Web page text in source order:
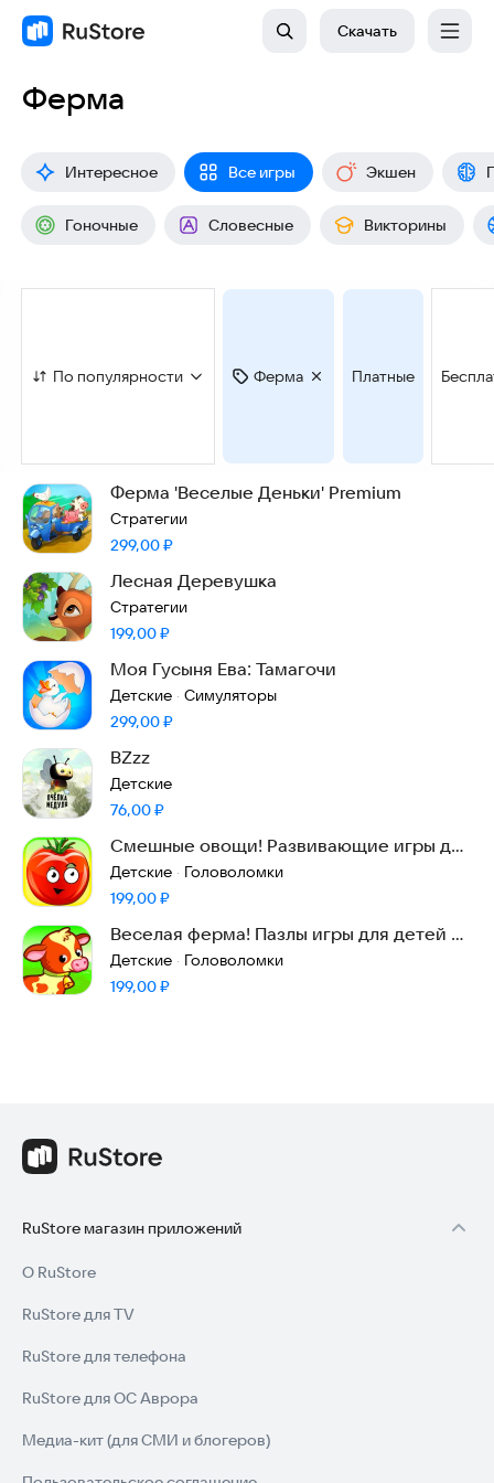
Скачать
Ферма
Интересное Все игры Экшен
Гоночные Словесные Викторины
По популярности Ферма Платные
Ферма 'Веселые Деньки' Premium
Стратегии
Цена:
299,00₽
Лесная Деревушка
Стратегии
Цена:
199,00₽
Моя Гусыня Ева: Тамагочи
Детские · Симуляторы
Цена:
299,00₽
BZzz
Детские
Цена:
76,00₽
Смешные овощи! Развивающие игры для
детей, малышей
Детские · Головоломки
Цена:
199,00₽
Веселая ферма! Пазлы игры для детей и
малышей
Детские · Головоломки
Цена:
199,00₽
RuStore магазин приложений
О RuStore
RuStore для TV
RuStore для телефона
RuStore для ОС Аврора
Медиа-кит (для СМИ и блогеров)